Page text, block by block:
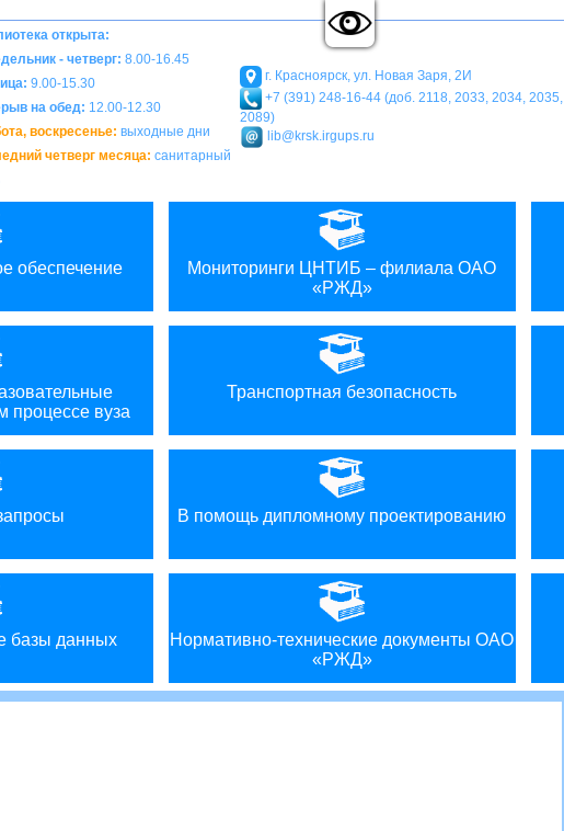
Выкл Размер шрифта: A A AЦветовая схема:
открыта:
- четверг: 8.00-16.45
9.00-15.30
на обед: 12.00-12.30
воскресенье: выходные дни
четверг месяца: санитарный
г. Красноярск, ул. Новая Заря, 2И
+7 (391) 248-16-44 (доб. 2118, 2033, 2034, 2035,
2089)
lib@krsk.irgups.ru
обеспечение
Мониторинги ЦНТИБ – филиала ОАО
«РЖД»
процессе вуза
Транспортная безопасность
В помощь дипломному проектированию
базы данных
Нормативно-технические документы ОАО
«РЖД»